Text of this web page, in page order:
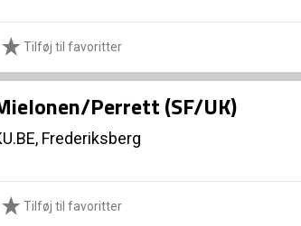
Tilføj til favoritter
Perrett (SF/UK)
Frederiksberg
Tilføj til favoritter